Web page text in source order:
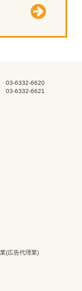
03-6332-6620
03-6332-6621
(広告代理業)